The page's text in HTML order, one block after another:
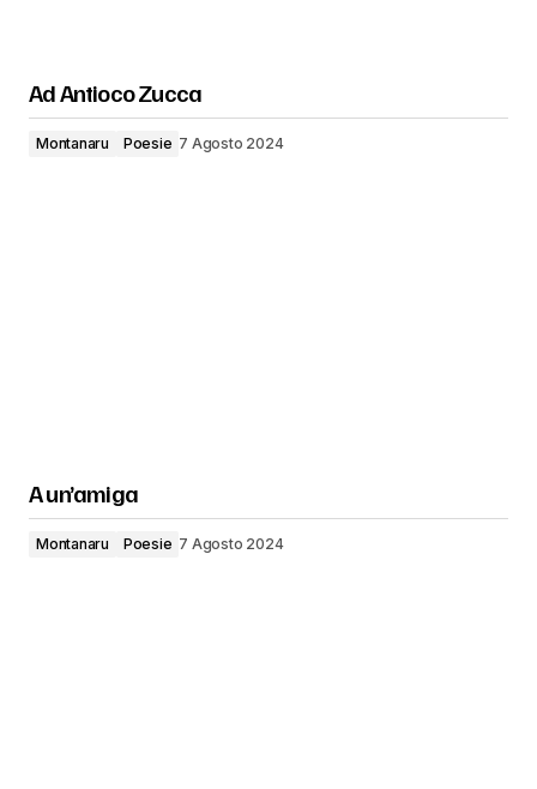
Ad Antioco Zucca
Montanaru Poesie 7 Agosto 2024
A un’amiga
Montanaru Poesie 7 Agosto 2024